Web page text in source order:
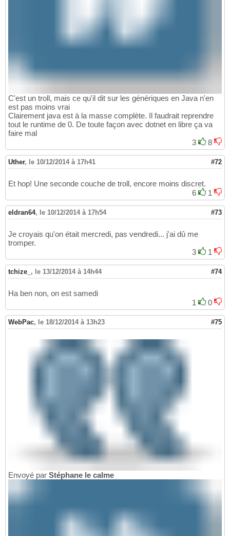
C'est un troll, mais ce qu'il dit sur les génériques en Java n'en
est pas moins vrai
Clairement java est à la masse complète. Il faudrait reprendre
tout le runtime de 0. De toute façon avec dotnet en libre ça va
faire mal
3
8
Uther, le 10/12/2014 à 17h41 #72
Et hop! Une seconde couche de troll, encore moins discret.
6
1
eldran64, le 10/12/2014 à 17h54 #73
Je croyais qu'on était mercredi, pas vendredi... j'ai dû me
tromper.
3
1
tchize_ , le 13/12/2014 à 14h44 #74
Ha ben non, on est samedi
1
0
WebPac, le 18/12/2014 à 13h23 #75
Envoyé par Stéphane le calme